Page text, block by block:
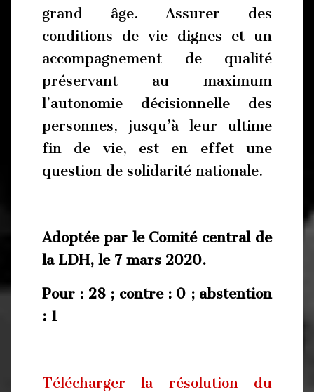
grand âge. Assurer des
conditions de vie dignes et un
accompagnement de qualité
préservant au maximum
l’autonomie décisionnelle des
personnes, jusqu’à leur ultime
fin de vie, est en effet une
question de solidarité nationale.
Adoptée par le Comité central de
la LDH, le 7 mars 2020.
Pour : 28 ; contre : 0 ; abstention
: 1
Télécharger la résolution du